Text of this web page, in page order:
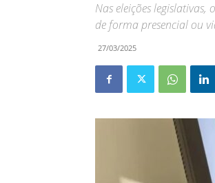
Nas eleições
de forma presencial ou
27/03/2025